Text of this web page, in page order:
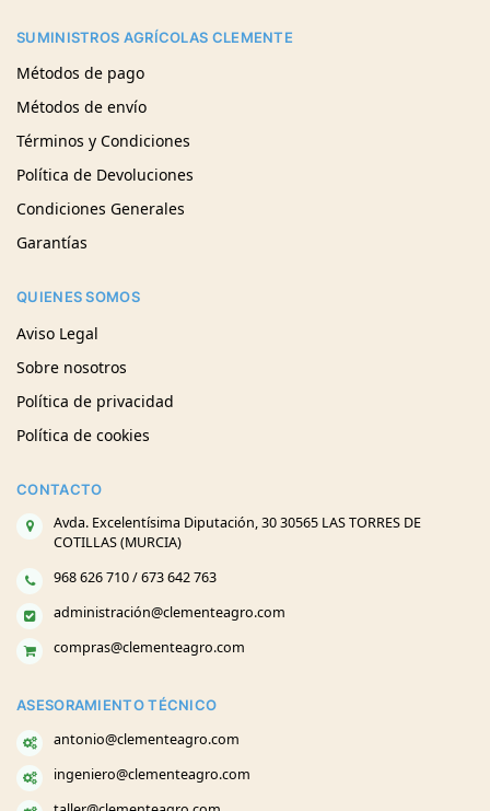
SUMINISTROS AGRÍCOLAS CLEMENTE
Métodos de pago
Métodos de envío
Términos y Condiciones
Política de Devoluciones
Condiciones Generales
Garantías
QUIENES SOMOS
Aviso Legal
Sobre nosotros
Política de privacidad
Política de cookies
CONTACTO
Avda. Excelentísima Diputación, 30 30565 LAS TORRES DE
COTILLAS (MURCIA)
968 626 710 / 673 642 763
administración@clementeagro.com
compras@clementeagro.com
ASESORAMIENTO TÉCNICO
antonio@clementeagro.com
ingeniero@clementeagro.com